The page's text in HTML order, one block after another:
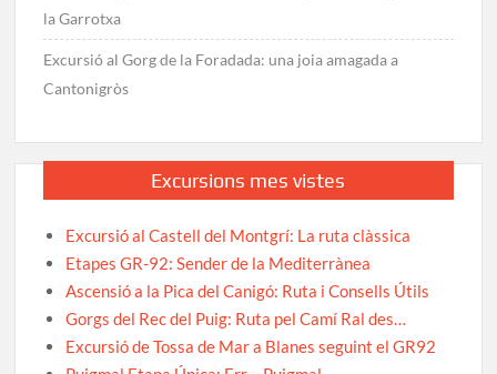
la Garrotxa
Excursió al Gorg de la Foradada: una joia amagada a
Cantonigròs
Excursions mes vistes
Excursió al Castell del Montgrí: La ruta clàssica
Etapes GR-92: Sender de la Mediterrànea
Ascensió a la Pica del Canigó: Ruta i Consells Útils
Gorgs del Rec del Puig: Ruta pel Camí Ral des…
Excursió de Tossa de Mar a Blanes seguint el GR92